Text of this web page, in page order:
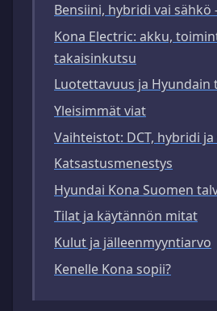
Bensiini, hybridi vai sähkö
Kona Electric: akku,
takaisinkutsu
Luotettavuus ja Hyundain
Yleisimmät viat
Vaihteistot: DCT, hybridi
Katsastusmenestys
Hyundai Kona Suomen
Tilat ja käytännön mitat
Kulut ja jälleenmyyntiarvo
Kenelle Kona sopii?